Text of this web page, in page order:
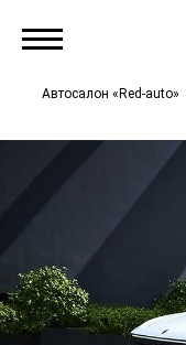
Автосалон «Red-auto»